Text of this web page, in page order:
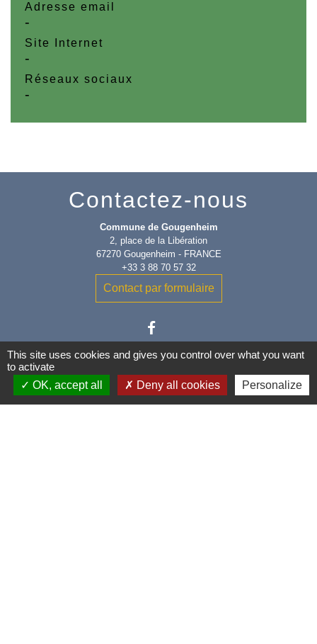
Adresse email
-
Site Internet
-
Réseaux sociaux
-
Contactez-nous
Commune de Gougenheim
2, place de la Libération
67270 Gougenheim - FRANCE
+33 3 88 70 57 32
Contact par formulaire
This site uses cookies and gives you control over what you want
to activate
OK, accept all
Deny all cookies Personalize